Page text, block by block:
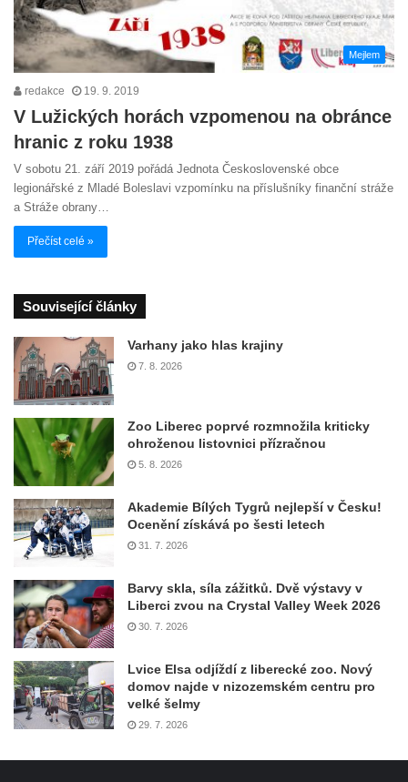
Mejlem
redakce 19. 9. 2019
V Lužických horách vzpomenou na obránce
hranic z roku 1938
V sobotu 21. září 2019 pořádá Jednota Československé obce
legionářské z Mladé Boleslavi vzpomínku na příslušníky finanční stráže
a Stráže obrany…
Přečíst celé »
Související články
Varhany jako hlas krajiny
7. 8. 2026
Zoo Liberec poprvé rozmnožila kriticky
ohroženou listovnici přízračnou
5. 8. 2026
Akademie Bílých Tygrů nejlepší v Česku!
Ocenění získává po šesti letech
31. 7. 2026
Barvy skla, síla zážitků. Dvě výstavy v
Liberci zvou na Crystal Valley Week 2026
30. 7. 2026
Lvice Elsa odjíždí z liberecké zoo. Nový
domov najde v nizozemském centru pro
velké šelmy
29. 7. 2026